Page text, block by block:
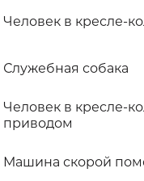
Человек в кресле-
Служебная собака
Человек в кресле-
приводом
Машина скорой